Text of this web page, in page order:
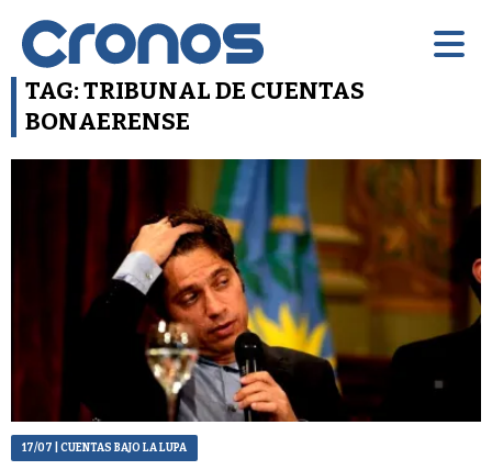
TAG: TRIBUNAL DE CUENTAS
BONAERENSE
17/07 | CUENTAS BAJO LA LUPA